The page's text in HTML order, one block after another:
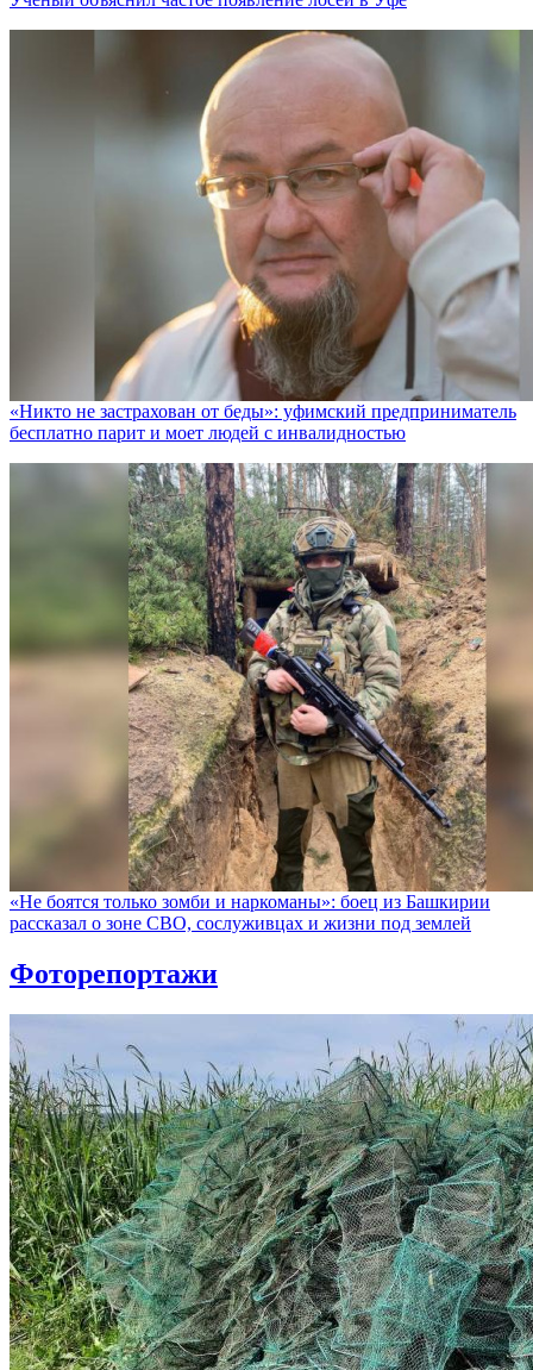
«Никто не заcтрахован от беды»: уфимский предприниматель
бесплатно парит и моет людей с инвалидностью
«Не боятся только зомби и наркоманы»: боец из Башкирии
рассказал о зоне СВО, сослуживцах и жизни под землей
Фоторепортажи